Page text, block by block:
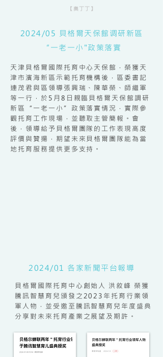
【奧丁丁】
2024/05 貝格爾天保館调研新區
“一老一小"政策落實
天津貝格爾國際托育中心天保館，榮獲天
津市濱海新區示範托育機構後，區委書記
連茂君與區領導張興瑞、陳華榮、師繼軍
等一行，於5月8日親臨貝格爾天保館調研
新區“一老一小”政策落實情況，實際參
觀托育工作現場，並聽取主管簡報。會
後，領導給予貝格爾團隊的工作表現高度
評價與贊揚，期望未來貝格爾團隊能為當
地托育服務提供更多支持。
2024/01 各家新聞平台報導
貝格爾國際托育中心創始人 洪敘峰 榮獲
騰訊智慧育兒頒發之2023年托育行業領
軍人物，並受邀至騰訊智慧育兒年度盛典
分享對未來托育產業之展望及期許。